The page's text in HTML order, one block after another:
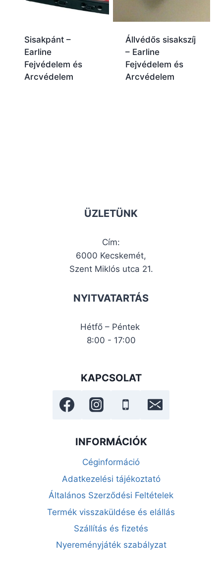
Sisakpánt –
Earline
Fejvédelem és
Arcvédelem
Állvédős sisakszíj
– Earline
Fejvédelem és
Arcvédelem
ÜZLETÜNK
Cím:
6000 Kecskemét,
Szent Miklós utca 21.
NYITVATARTÁS
Hétfő – Péntek
8:00 - 17:00
KAPCSOLAT
INFORMÁCIÓK
Céginformáció
Adatkezelési tájékoztató
Általános Szerződési Feltételek
Termék visszaküldése és elállás
Szállítás és fizetés
Nyereményjáték szabályzat